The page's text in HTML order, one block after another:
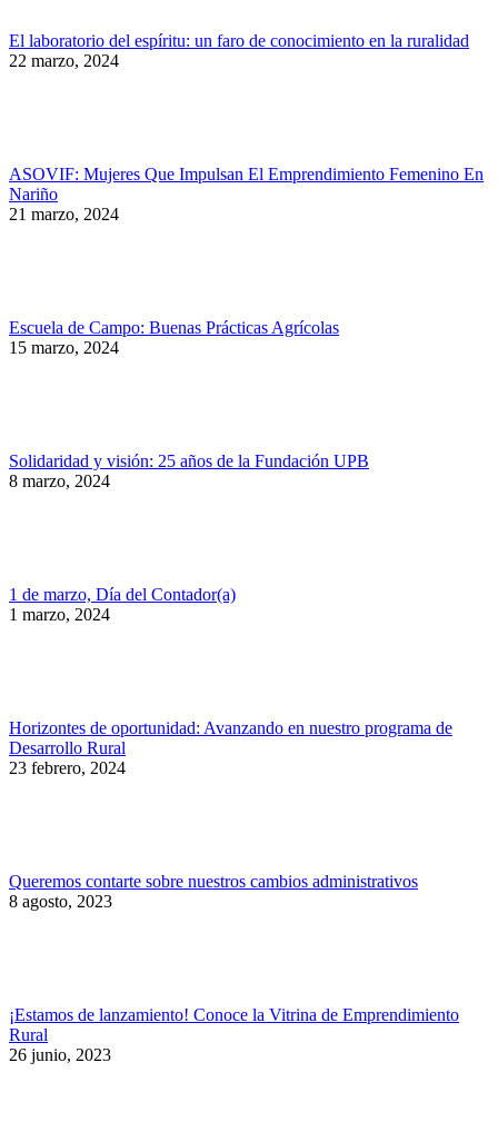
El laboratorio del espíritu: un faro de conocimiento en la ruralidad
22 marzo, 2024
ASOVIF: Mujeres Que Impulsan El Emprendimiento Femenino En
Nariño
21 marzo, 2024
Escuela de Campo: Buenas Prácticas Agrícolas
15 marzo, 2024
Solidaridad y visión: 25 años de la Fundación UPB
8 marzo, 2024
1 de marzo, Día del Contador(a)
1 marzo, 2024
Horizontes de oportunidad: Avanzando en nuestro programa de
Desarrollo Rural
23 febrero, 2024
Queremos contarte sobre nuestros cambios administrativos
8 agosto, 2023
¡Estamos de lanzamiento! Conoce la Vitrina de Emprendimiento
Rural
26 junio, 2023